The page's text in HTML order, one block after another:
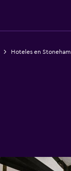
Hoteles en Stoneham